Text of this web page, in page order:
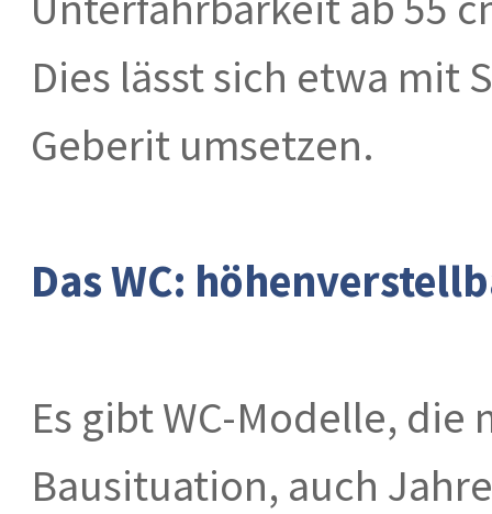
Dies lässt sich etwa mit
Geberit umsetzen.
Das WC:
Es gibt WC-Modelle, die
Bausituation, auch